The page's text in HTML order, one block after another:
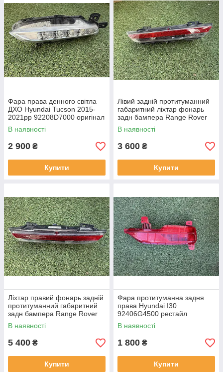
Фара права денного світла
ДХО Hyundai Tucson 2015-
2021рр 92208D7000 оригінал
бв відсутнє одне кріплення,
повністю робоча
В наявності
2 900 ₴
Купити
Лівий задній протитуманний
габаритний ліхтар фонарь
задн бампера Range Rover
L460 від 2021-рр LR152299
оригінал бв повністю р
В наявності
3 600 ₴
Купити
Ліхтар правий фонарь задній
протитуманний габаритний
задн бампера Range Rover
L460 від2021-рр, LR152295
оригінал повністю робо
В наявності
5 400 ₴
Купити
Фара протитуманна задня
права Hyundai I30
92406G4500 рестайл
від2020-рр оригінал бв
відсутнє одне кріплення
В наявності
1 800 ₴
Купити